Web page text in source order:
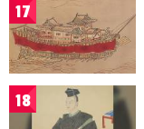
17
18